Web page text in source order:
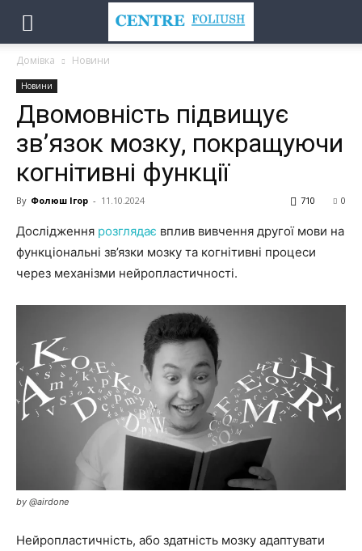
Домівка Новини
Новини
Двомовність підвищує
зв’язок мозку, покращуючи
когнітивні функції
By Фолюш Ігор - 11.10.2024 0
710
Дослідження розглядає вплив вивчення другої мови на
функціональні зв’язки мозку та когнітивні процеси
через механізми нейропластичності.
by @airdone
Нейропластичність, або здатність мозку адаптувати